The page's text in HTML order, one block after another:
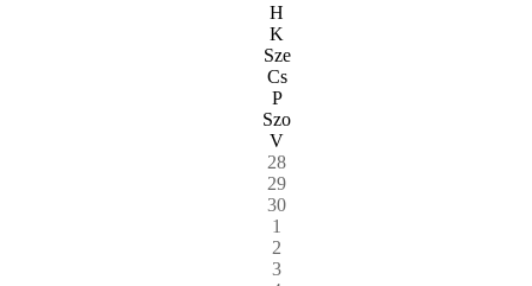
H
K
Sze
Cs
P
Szo
V
28
29
30
1
2
3